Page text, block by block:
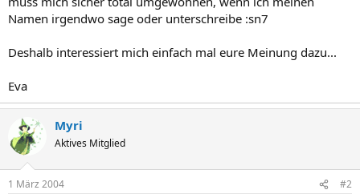
Namen irgendwo sage oder unterschreibe :sn7
Deshalb interessiert mich einfach mal eure Meinung dazu...
Eva
Myri
Aktives Mitglied
1 März 2004 #2